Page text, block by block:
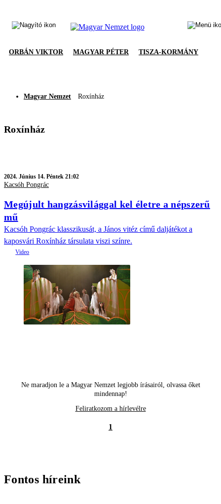
ORBÁN VIKTOR MAGYAR PÉTER TISZA-KORMÁNY
Magyar Nemzet Roxínház
Roxínház
2024. Június 14. Péntek 21:02
Kacsóh Pongrác
Megújult hangzásvilággal kel életre a népszerű
mű
Kacsóh Pongrác klasszikusát, a János vitéz című daljátékot a
kaposvári Roxínház társulata viszi színre.
Ne maradjon le a Magyar Nemzet legjobb írásairól, olvassa őket
mindennap!
Feliratkozom a hírlevélre
1
Fontos híreink